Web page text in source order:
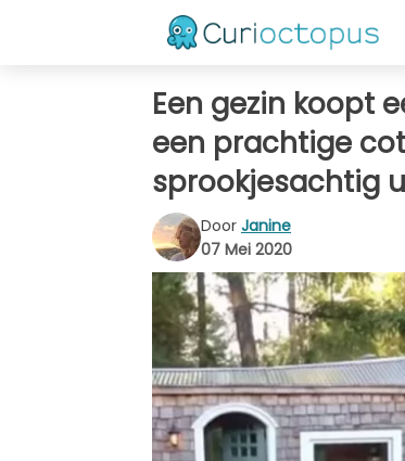
Een gezin koopt
een prachtige
sprookjesachtig
Door Janine
07 Mei 2020